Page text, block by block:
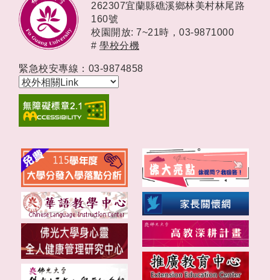
262307宜蘭縣礁溪鄉林美村林尾路
160號
校園開放: 7~21時， 03-9871000
# 學校分機
緊急校安專線：03-9874858